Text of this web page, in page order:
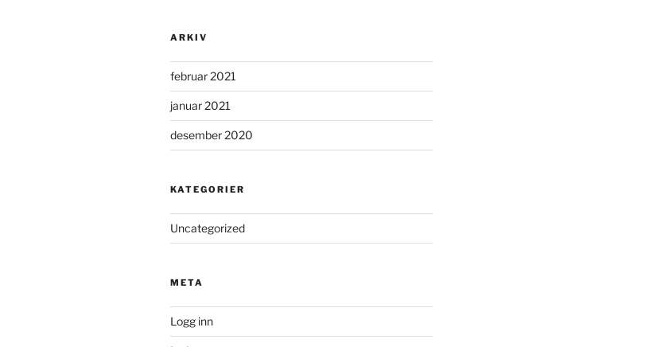
ARKIV
februar 2021
januar 2021
desember 2020
KATEGORIER
Uncategorized
META
Logg inn